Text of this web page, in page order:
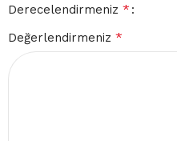
Derecelendirmeniz *
Değerlendirmeniz *